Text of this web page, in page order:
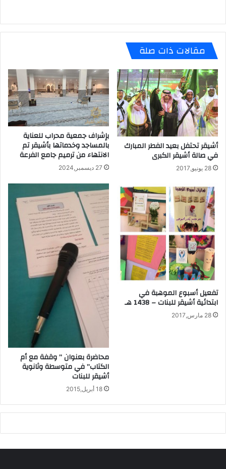
at
s
A
p
p
e
gr
a
m
ar
e
مقالات ذات صلة
أشيقر تحتفل بعيد الفطر المبارك
في صالة أشيقر الكبرى
28 يونيو,2017
بإشراف جمعية محراب للعناية
بالمساجد وخدماتها بأشيقر تم
الانتهاء من ترميم جامع الفرعة
27 ديسمبر,2024
تفعيل أسبوع الموهبة في
ابتدائية أشيقر للبنات – 1438 هـ
28 مارس,2017
محاضرة بعنوان ” وقفة مع أم
الكتاب” في متوسطة وثانوية
أشيقر للبنات
18 أبريل,2015